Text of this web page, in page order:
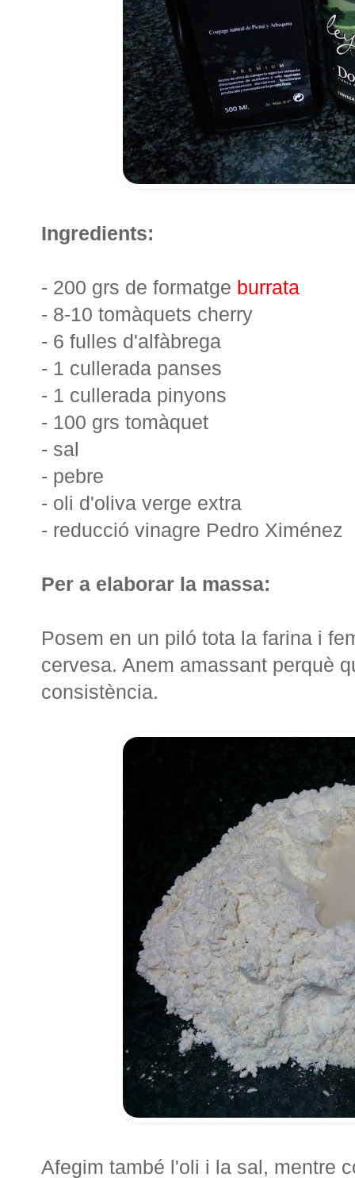
Ingredients:
- 200 grs de formatge burrata
- 8-10 tomàquets cherry
- 6 fulles d'alfàbrega
- 1 cullerada panses
- 1 cullerada pinyons
- 100 grs tomàquet
- sal
- pebre
- oli d'oliva verge extra
- reducció vinagre Pedro Ximénez
Per a elaborar la massa:
Posem en un piló tota la farina i
cervesa. Anem amassant perquè
consistència.
Afegim també l'oli i la sal, mentre